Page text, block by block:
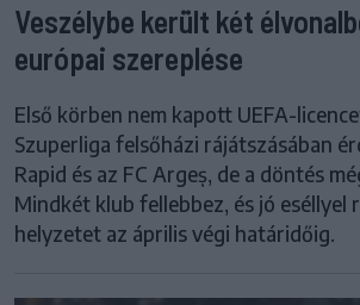
Veszélybe került két
európai szereplése
Első körben nem kapott UEFA-
Szuperliga felsőházi rájátszásában
Rapid és az FC Argeș, de a döntés
Mindkét klub fellebbez, és jó eséllyel
helyzetet az április végi határidőig.